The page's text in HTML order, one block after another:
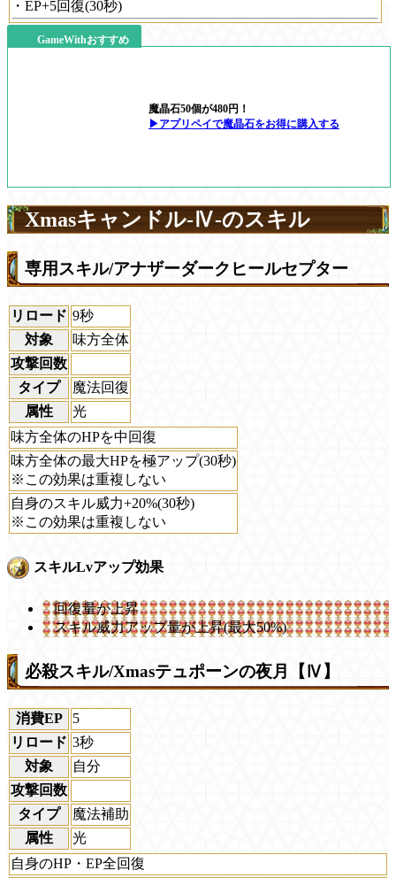
・EP+5回復(30秒)
GameWithおすすめ
魔晶石50個が480円！
▶アプリペイで魔晶石をお得に購入する
Xmasキャンドル-Ⅳ-のスキル
専用スキル/アナザーダークヒールセプター
リロード 9秒
対象
味方全体
攻撃回数
タイプ
魔法回復
属性
光
味方全体のHPを中回復
味方全体の最大HPを極アップ(30秒)
※この効果は重複しない
自身のスキル威力+20%(30秒)
※この効果は重複しない
スキルLvアップ効果
回復量が上昇
スキル威力アップ量が上昇(最大50%)
必殺スキル/Xmasテュポーンの夜月【Ⅳ】
消費EP
5
リロード 3秒
対象
自分
攻撃回数
タイプ
魔法補助
属性
光
自身のHP・EP全回復